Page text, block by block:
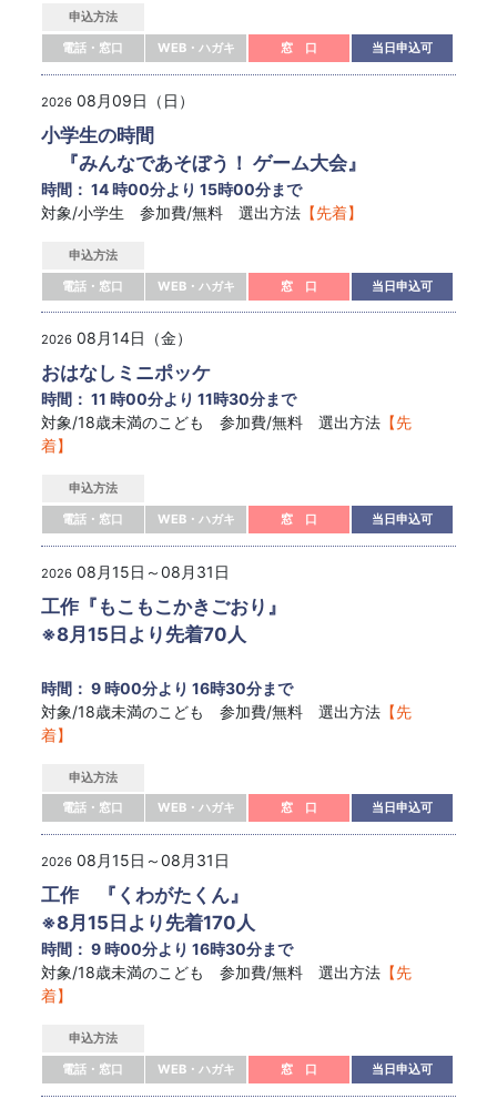
申込方法
電話・窓口
WEB・ハガキ 窓 口 当日申込可
2026 08月09日（日）
小学生の時間
『みんなであそぼう！ ゲーム大会』
時間： 14 時00分より 15時00分まで
対象/小学生 参加費/無料 選出方法 【先着】
申込方法
電話・窓口
WEB・ハガキ 窓 口 当日申込可
2026 08月14日（金）
おはなしミニポッケ
時間： 11 時00分より 11時30分まで
対象/18歳未満のこども 参加費/無料 選出方法 【先
着】
申込方法
電話・窓口
WEB・ハガキ 窓 口 当日申込可
2026 08月15日～08月31日
工作『もこもこかきごおり』
※8月15日より先着70人
時間： 9 時00分より 16時30分まで
対象/18歳未満のこども 参加費/無料 選出方法 【先
着】
申込方法
電話・窓口
WEB・ハガキ 窓 口 当日申込可
2026 08月15日～08月31日
工作 『くわがたくん』
※8月15日より先着170人
時間： 9 時00分より 16時30分まで
対象/18歳未満のこども 参加費/無料 選出方法 【先
着】
申込方法
電話・窓口
WEB・ハガキ 窓 口 当日申込可